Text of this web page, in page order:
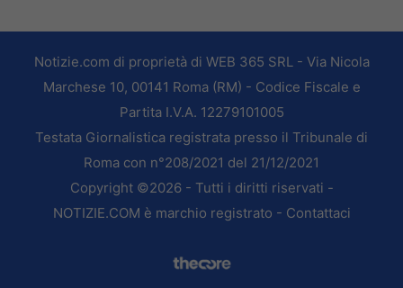
Notizie.com di proprietà di WEB 365 SRL - Via Nicola
Marchese 10, 00141 Roma (RM) - Codice Fiscale e
Partita I.V.A. 12279101005
Testata Giornalistica registrata presso il Tribunale di
Roma con n°208/2021 del 21/12/2021
Copyright ©2026 - Tutti i diritti riservati -
NOTIZIE.COM è marchio registrato - Contattaci